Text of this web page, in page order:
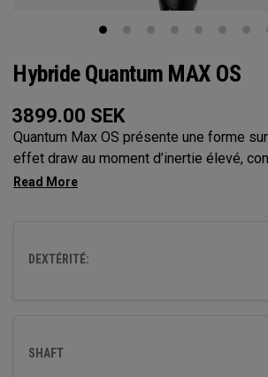
Hybride Quantum MAX OS
3899.00 SEK
Quantum Max OS présente une forme
effet draw au moment d’inertie élevé,
de balle facile et une tolérance
DEXTÉRITÉ:
SHAFT